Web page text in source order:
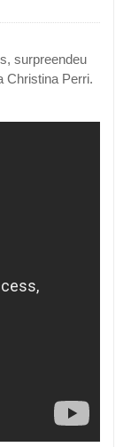
surpreendeu
Christina Perri.